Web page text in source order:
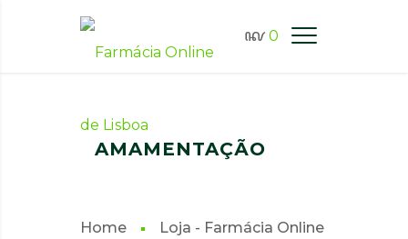
0
FARMÁCIA ONLINE LISBOA
AMAMENTAÇÃO
Home
Loja - Farmácia Online